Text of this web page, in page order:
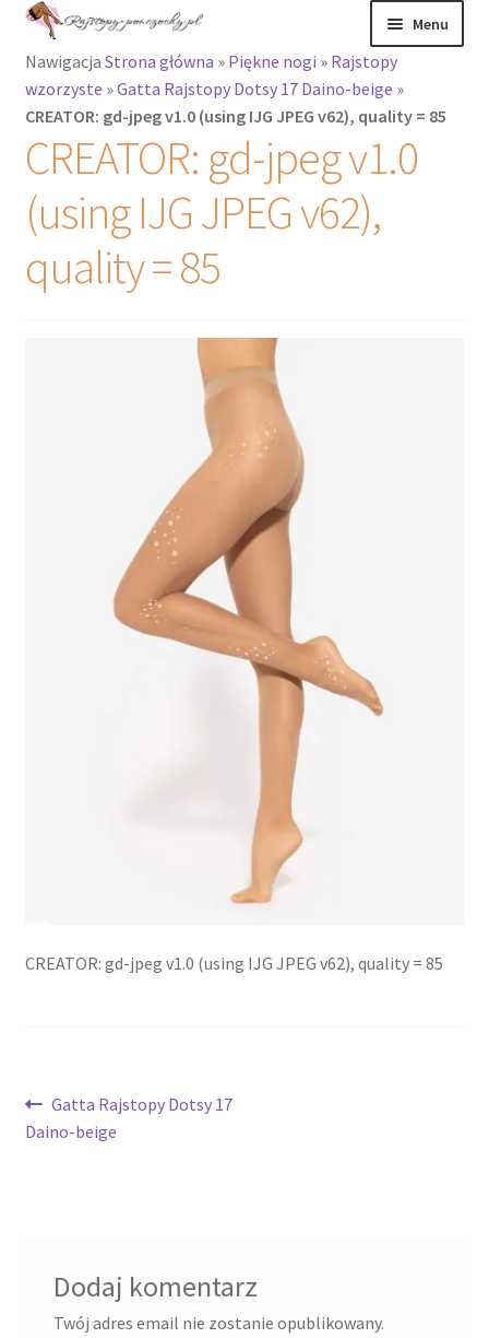
Przejdź
nawigacji
Przejdź
treści
Menu
Rajstopy
Rozwiń
menu
potomne
Pończochy i
zakolanówki
Podkolanówki i
potomne
Nawigacja Strona główna » Piękne nogi » Rajstopy
wzorzyste »Gatta Rajstopy Dotsy 17 Daino-beige »
CREATOR: gd-jpeg v1.0 (using IJG JPEG v62), quality = 85
CREATOR: gd-jpeg v1.0
(using IJG JPEG v62),
quality = 85
CREATOR: gd-jpeg v1.0 (using IJG JPEG v62), quality = 85
Nawigacja
wpisu
Poprzedni
wpis:
Gatta Rajstopy Dotsy 17
Daino-beige
Dodaj komentarz
Twój adres email nie zostanie opublikowany.